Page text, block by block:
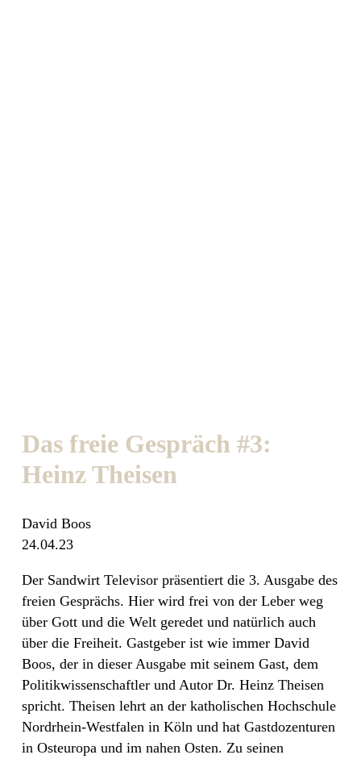
Das freie Gespräch #3:
Heinz Theisen
David Boos
24.04.23
Der Sandwirt Televisor präsentiert die 3. Ausgabe des
freien Gesprächs. Hier wird frei von der Leber weg
über Gott und die Welt geredet und natürlich auch
über die Freiheit. Gastgeber ist wie immer David
Boos, der in dieser Ausgabe mit seinem Gast, dem
Politikwissenschaftler und Autor Dr. Heinz Theisen
spricht. Theisen lehrt an der katholischen Hochschule
Nordrhein-Westfalen in Köln und hat Gastdozenturen
in Osteuropa und im nahen Osten. Zu seinen